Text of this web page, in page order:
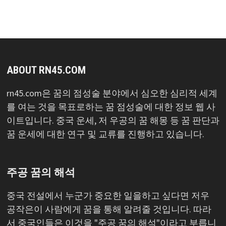
ABOUT RN45.COM
rn45.com은 꿈의 점성술 분야에서 심오한 심리적 세계
를 여는 것을 목표로하는 꿈 점성술에 대한 정보 웹 사
이트입니다. 중국 운세, 저 우공의 꿈 해몽 등 꿈 판단과
꿈 운세에 대한 연구 및 교류를 진행하고 있습니다.
주공 꿈의 해석
중국 전설에서 누군가 중요한 일을하고 싶다면 저우
공작은이 사람에게 꿈을 통해 알려줄 것입니다. 따라
서 중국인들은 이것을 "주공 꿈의 해석"이라고 부릅니